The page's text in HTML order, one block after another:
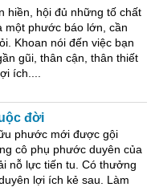
hiền, hội đủ những tố chất
một phước báo lớn, cần
Khoan nói đến việc bạn
gũi, thân cận, thân thiết
ích....
đời
phước mới được gội
cô phụ phước duyên của
nỗ lực tiến tu. Có thưởng
lợi ích kẻ sau. Làm